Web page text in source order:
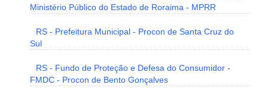
Ministério Público do Estado de Roraima - MPRR
RS - Prefeitura Municipal - Procon de Santa Cruz do
Sul
RS - Fundo de Proteção e Defesa do Consumidor -
FMDC - Procon de Bento Gonçalves